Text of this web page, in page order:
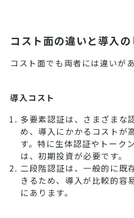
コスト面の違いと導入の
コスト面でも両者には違いがあ
導入コスト
多要素認証は、さまざまな
め、導入にかかるコストが
す。特に生体認証やトーク
は、初期投資が必要です。
二段階認証は、一般的に既
きるため、導入が比較的容
にあります。